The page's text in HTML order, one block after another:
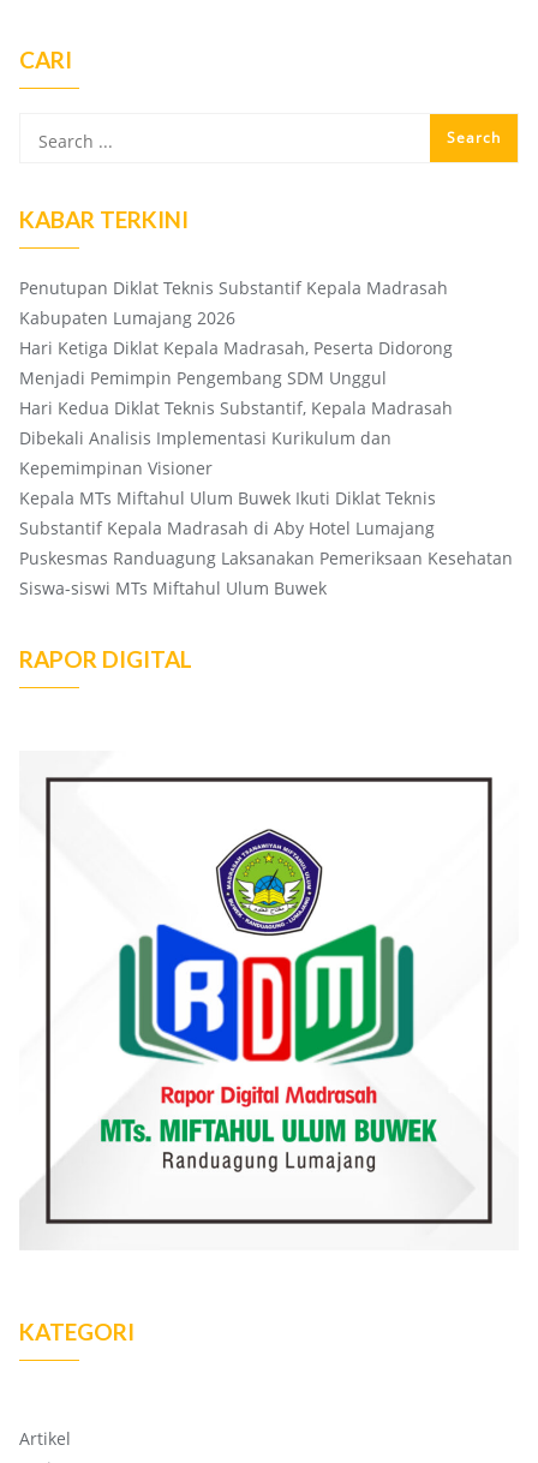
CARI
KABAR TERKINI
Penutupan Diklat Teknis Substantif Kepala Madrasah
Kabupaten Lumajang 2026
Hari Ketiga Diklat Kepala Madrasah, Peserta Didorong
Menjadi Pemimpin Pengembang SDM Unggul
Hari Kedua Diklat Teknis Substantif, Kepala Madrasah
Dibekali Analisis Implementasi Kurikulum dan
Kepemimpinan Visioner
Kepala MTs Miftahul Ulum Buwek Ikuti Diklat Teknis
Substantif Kepala Madrasah di Aby Hotel Lumajang
Puskesmas Randuagung Laksanakan Pemeriksaan Kesehatan
Siswa-siswi MTs Miftahul Ulum Buwek
RAPOR DIGITAL
KATEGORI
Artikel